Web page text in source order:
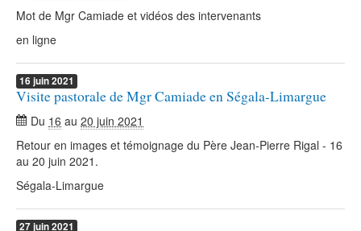
Mot de Mgr Camiade et vidéos des intervenants
en ligne
16 juin2021
Visite pastorale de Mgr Camiade en Ségala-Limargue
Du 16 au 20 juin 2021
Retour en images et témoignage du Père Jean-Pierre Rigal - 16
au 20 juin 2021.
Ségala-Limargue
27juin2021